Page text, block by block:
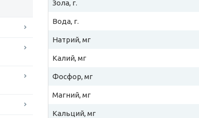
Зола, г.
Вода, г.
Натрий, мг
Калий, мг
Фосфор, мг
Магний, мг
Кальций, мг